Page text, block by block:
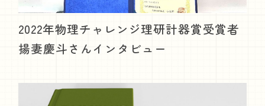
2022年物理チャレンジ理研計器賞受賞者
揚妻慶斗さんインタビュー